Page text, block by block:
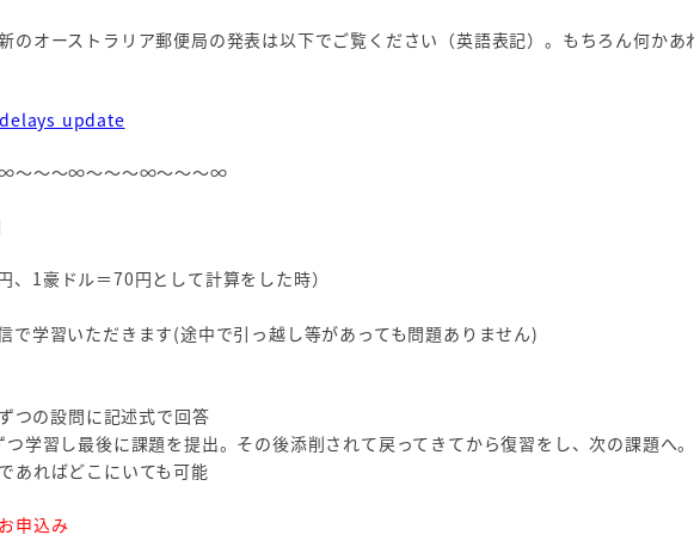
のオーストラリア郵便局の発表は以下でご覧ください（英語表記）。もちろん何かあ
update
～～～∞～～～∞～～～∞
1豪ドル＝70円として計算をした時）
学習いただきます(途中で引っ越し等があっても問題ありません)
つの設問に記述式で回答
習し最後に課題を提出。その後添削されて戻ってきてから復習をし、次の課題へ。
あればどこにいても可能
申込み